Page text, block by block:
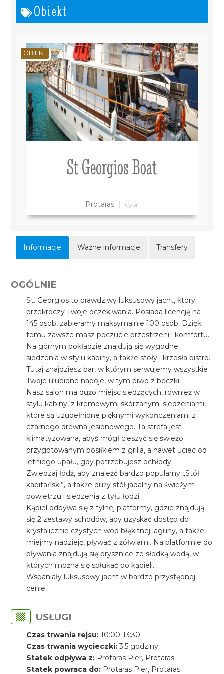
Obiekt
St Georgios Boat
Protaras Cypr
OBIEKT
Informacje Ważne informacje Transfery
OGÓLNIE
St. Georgios to prawdziwy luksusowy jacht, który
przekroczy Twoje oczekiwania. Posiada licencję na
145 osób, zabieramy maksymalnie 100 osób. Dzięki
temu zawsze masz poczucie przestrzeni i komfortu.
Na górnym pokładzie znajdują się wygodne
siedzenia w stylu kabiny, a także stoły i krzesła bistro.
Tutaj znajdziesz bar, w którym serwujemy wszystkie
Twoje ulubione napoje, w tym piwo z beczki.
Nasz salon ma dużo miejsc siedzących, również w
stylu kabiny, z kremowymi skórzanymi siedzeniami,
które są uzupełnione pięknymi wykończeniami z
czarnego drewna jesionowego. Ta strefa jest
klimatyzowana, abyś mógł cieszyć się świeżo
przygotowanym posiłkiem z grilla, a nawet uciec od
letniego upału, gdy potrzebujesz ochłody.
Zwiedzaj łódź, aby znaleźć bardzo popularny „Stół
kapitański”, a także duży stół jadalny na świeżym
powietrzu i siedzenia z tyłu łodzi.
Kąpiel odbywa się z tylnej platformy, gdzie znajdują
się 2 zestawy schodów, aby uzyskać dostęp do
krystalicznie czystych wód błękitnej laguny, a także,
miejmy nadzieję, pływać z żółwiami. Na platformie do
pływania znajdują się prysznice ze słodką wodą, w
których można się spłukać po kąpieli.
Wspaniały luksusowy jacht w bardzo przystępnej
cenie.
USŁUGI
Czas trwania rejsu: 10:00-13:30
Czas trwania wycieczki: 3,5 godziny
Statek odpływa z: Protaras Pier, Protaras
Statek powraca do: Protaras Pier, Protaras